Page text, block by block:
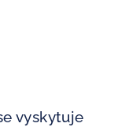
vyskytuje